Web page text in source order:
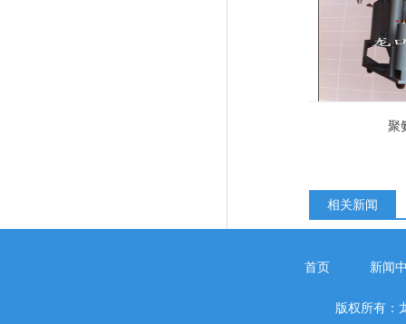
聚
相关新闻
首页 新闻
版权所有：